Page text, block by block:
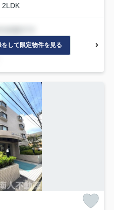
2LDK
して限定物件を見る